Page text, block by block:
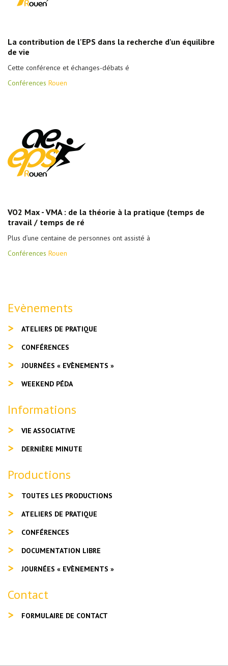
La contribution de l'EPS dans la recherche d'un équilibre
de vie
Cette conférence et échanges-débats é
Conférences Rouen
VO2 Max - VMA : de la théorie à la pratique (temps de
travail / temps de ré
Plus d’une centaine de personnes ont assisté à
Conférences Rouen
Evènements
ATELIERS DE PRATIQUE
CONFÉRENCES
JOURNÉES « EVÈNEMENTS »
WEEKEND PÉDA
Informations
VIE ASSOCIATIVE
DERNIÈRE MINUTE
Productions
TOUTES LES PRODUCTIONS
ATELIERS DE PRATIQUE
CONFÉRENCES
DOCUMENTATION LIBRE
JOURNÉES « EVÈNEMENTS »
Contact
FORMULAIRE DE CONTACT